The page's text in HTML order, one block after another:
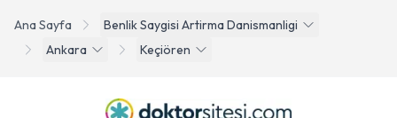
Ana Sayfa
Benlik Saygisi Artirma Danismanligi
Ankara
Keçiören